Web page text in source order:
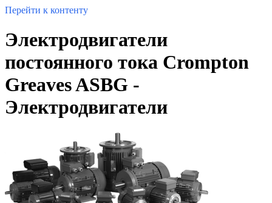
Перейти к контенту
Электродвигатели
постоянного тока Crompton
Greaves ASBG -
Электродвигатели